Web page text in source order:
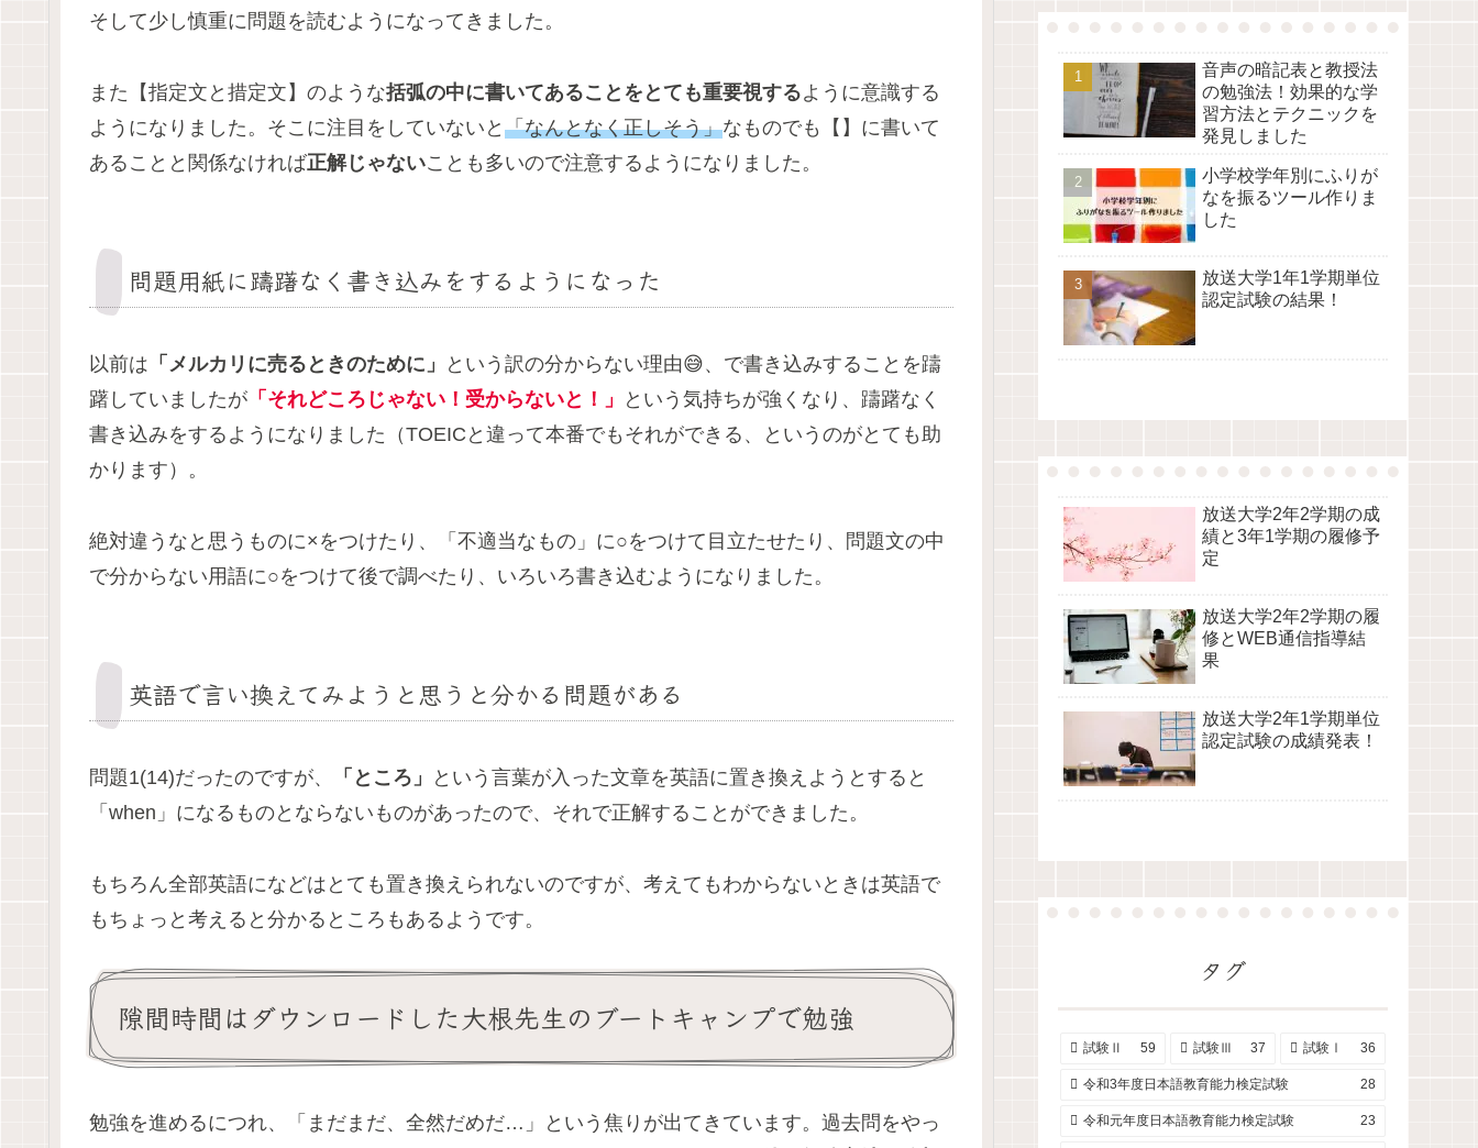
そして少し慎重に問題を読むようになってきました。
また【指定文と措定文】のような括弧の中に書いてあることをとても重要視するように意識する
ようになりました。そこに注目をしていないと 「なんとなく正しそう」なものでも【】に書いて
あることと関係なければ正解じゃないことも多いので注意するようになりました。
問題用紙に躊躇なく書き込みをするようになった
以前は 「メルカリに売るときのために」
という訳の分からない理由😅、で書き込みすることを躊
躇していましたが 「それどころじゃない！受からないと！」
という気持ちが強くなり、躊躇なく
書き込みをするようになりました（TOEICと違って本番でもそれができる、というのがとても助
かります）。
絶対違うなと思うものに×をつけたり、「不適当なもの」に○をつけて目立たせたり、問題文の中
で分からない用語に○をつけて後で調べたり、いろいろ書き込むようになりました。
英語で言い換えてみようと思うと分かる問題がある
問題1(14)だったのですが、 「ところ」
という言葉が入った文章を英語に置き換えようとすると
「when」になるものとならないものがあったので、それで正解することができました。
もちろん全部英語になどはとても置き換えられないのですが、考えてもわからないときは英語で
もちょっと考えると分かるところもあるようです。
隙間時間はダウンロードした大根先生のブートキャンプで勉強
勉強を進めるにつれ、「まだまだ、全然だめだ…」という焦りが出てきています。過去問をやっ
音声の暗記表と教授法
の勉強法！効果的な学
習方法とテクニックを
発見しました
小学校学年別にふりが
なを振るツール作りま
した
放送大学1年1学期単位
認定試験の結果！
放送大学2年2学期の成
績と3年1学期の履修予
定
放送大学2年2学期の履
修とWEB通信指導結
果
放送大学2年1学期単位
認定試験の成績発表！
タグ
試験Ⅱ 59 試験Ⅲ 37 試験Ⅰ 36
令和3年度日本語教育能力検定試験 28
令和元年度日本語教育能力検定試験 23